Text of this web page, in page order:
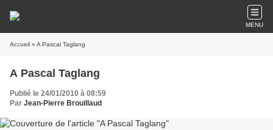
MENU
Accueil » A Pascal Taglang
A Pascal Taglang
Publié le 24/01/2010 à 08:59
Par Jean-Pierre Brouillaud